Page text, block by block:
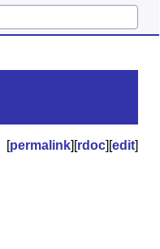
[permalink][rdoc][edit]